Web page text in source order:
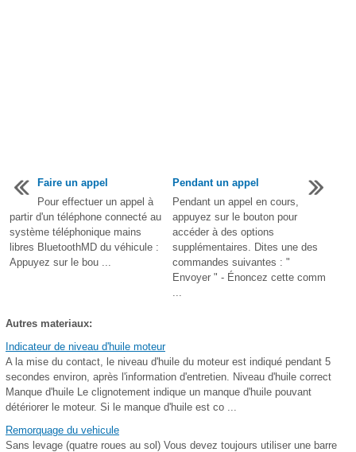
Faire un appel
Pour effectuer un appel à
partir d'un téléphone connecté au
système téléphonique mains
libres BluetoothMD du véhicule :
Appuyez sur le bou ...
Pendant un appel
Pendant un appel en cours,
appuyez sur le bouton pour
accéder à des options
supplémentaires. Dites une des
commandes suivantes : "
Envoyer " - Énoncez cette comm
...
Autres materiaux:
Indicateur de niveau d'huile moteur
A la mise du contact, le niveau d'huile du moteur est indiqué pendant 5
secondes environ, après l'information d'entretien. Niveau d'huile correct
Manque d'huile Le clignotement indique un manque d'huile pouvant
détériorer le moteur. Si le manque d'huile est co ...
Remorquage du vehicule
Sans levage (quatre roues au sol) Vous devez toujours utiliser une barre